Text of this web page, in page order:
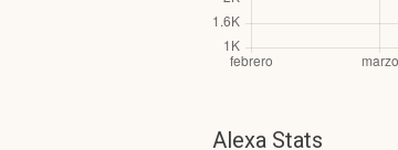
Alexa Stats